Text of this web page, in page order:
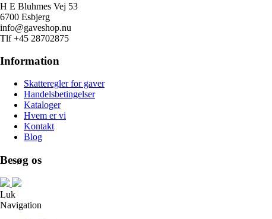
H E Bluhmes Vej 53
6700 Esbjerg
info@gaveshop.nu
Tlf +45 28702875
Information
Skatteregler for gaver
Handelsbetingelser
Kataloger
Hvem er vi
Kontakt
Blog
Besøg os
Luk
Navigation